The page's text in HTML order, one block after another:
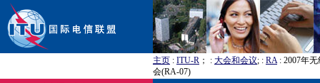
主页 : ITU-R ； : 大会和会议; : RA: 2007年
会(RA-07)